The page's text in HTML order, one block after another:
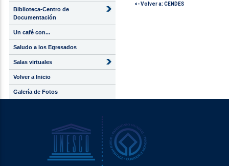
Biblioteca-Centro de
Documentación
Un café con...
Saludo a los Egresados
Salas virtuales
Volver a Inicio
Galería de Fotos
<- Volver a: CENDES